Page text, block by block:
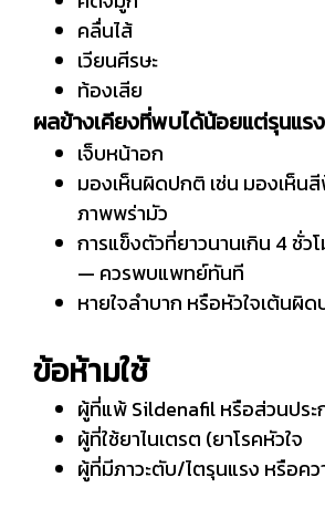
คลื่นไส้
เวียนศีรษะ
ท้องเสีย
ผลข้างเคียงที่พบได้น้อยแต่รุนแร
เจ็บหน้าอก
มองเห็นผิดปกติ เช่น มองเห็น
ภาพพร่ามัว
การแข็งตัวที่ยาวนานเกิน 4 ชั่ว
— ควรพบแพทย์ทันที
หายใจลำบาก หรือหัวใจเต้นผิ
ข้อห้ามใช้
ผู้ที่แพ้ Sildenafil หรือส่วนปร
ผู้ที่ใช้ยาไนเตรต (ยาโรคหัวใจ
ผู้ที่มีภาวะตับ/ไตรุนแรง หรือค